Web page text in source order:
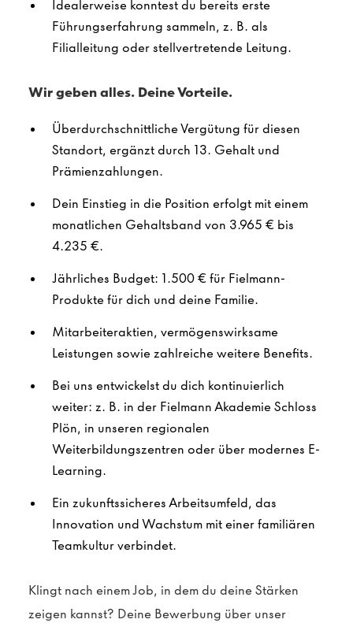
Idealerweise konntest du bereits erste
Führungserfahrung sammeln, z. B. als
Filialleitung oder stellvertretende Leitung.
Wir geben alles. Deine Vorteile.
Überdurchschnittliche Vergütung für diesen
Standort, ergänzt durch 13. Gehalt und
Prämienzahlungen.
Dein Einstieg in die Position erfolgt mit einem
monatlichen Gehaltsband von 3.965 € bis
4.235 €.
Jährliches Budget: 1.500 € für Fielmann-
Produkte für dich und deine Familie.
Mitarbeiteraktien, vermögenswirksame
Leistungen sowie zahlreiche weitere Benefits.
Bei uns entwickelst du dich kontinuierlich
weiter: z. B. in der Fielmann Akademie Schloss
Plön, in unseren regionalen
Weiterbildungszentren oder über modernes E-
Learning.
Ein zukunftssicheres Arbeitsumfeld, das
Innovation und Wachstum mit einer familiären
Teamkultur verbindet.
Klingt nach einem Job, in dem du deine Stärken
zeigen kannst? Deine Bewerbung über unser